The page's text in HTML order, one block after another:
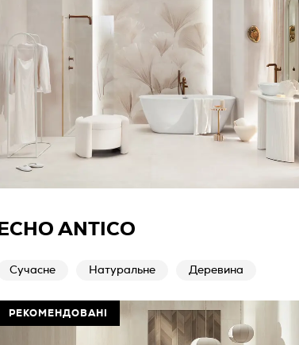
ECHO ANTICO
Сучасне Натуральне Деревина
РЕКОМЕНДОВАНІ